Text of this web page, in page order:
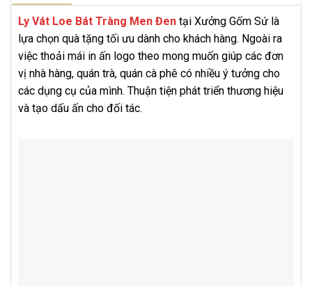
Ly Vát Loe Bát Tràng Men Đen tại Xưởng Gốm Sứ là
lựa chọn quà tặng tối ưu dành cho khách hàng. Ngoài ra
việc thoải mái in ấn logo theo mong muốn giúp các đơn
vị nhà hàng, quán trà, quán cà phê có nhiều ý tưởng cho
các dụng cụ của mình. Thuận tiện phát triển thương hiệu
và tạo dấu ấn cho đối tác.